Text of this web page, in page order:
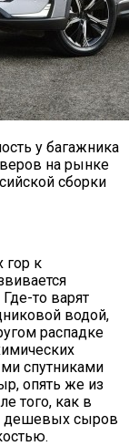
у багажника
на рынке
сборки
гор к
то варят
водой,
распадке
спутниками
опять же из
того, как в
дешевых сыров